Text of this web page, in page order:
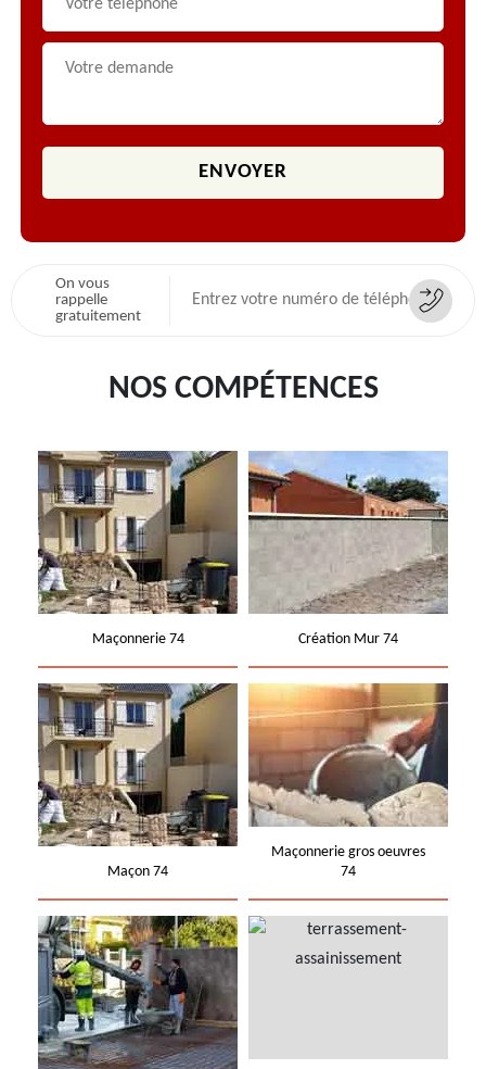
On vous
rappelle
gratuitement
NOS COMPÉTENCES
Maçonnerie 74 Création Mur 74
Maçon 74
Maçonnerie gros oeuvres
74